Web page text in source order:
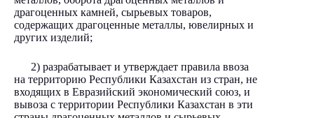
драгоценных камней, сырьевых товаров,
содержащих драгоценные металлы, ювелирных и
других изделий;
2) разрабатывает и утверждает правила ввоза
на территорию Республики Казахстан из стран, не
входящих в Евразийский экономический союз, и
вывоза с территории Республики Казахстан в эти